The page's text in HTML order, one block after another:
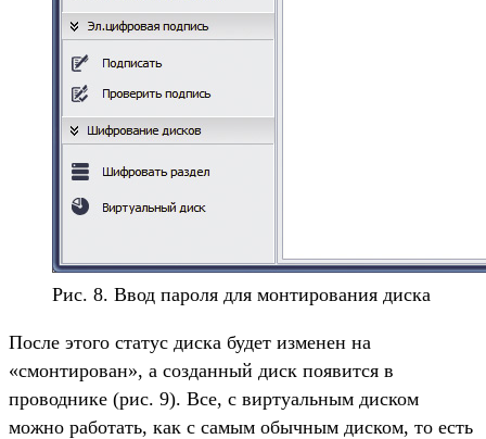
Рис. 8. Ввод пароля для монтирования диска
После этого статус диска будет изменен на
«смонтирован», а созданный диск появится в
проводнике (рис. 9). Все, с виртуальным диском
можно работать, как с самым обычным диском, то есть